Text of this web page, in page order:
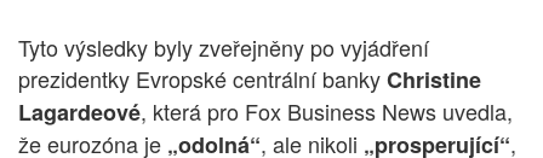
Tyto výsledky byly zveřejněny po vyjádření
prezidentky Evropské centrální bankyChristine
Lagardeové, která pro Fox Business News uvedla,
že eurozóna je „odolná“, ale nikoli „prosperující“,